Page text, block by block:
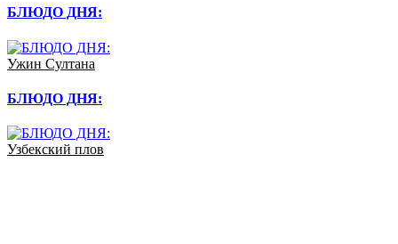
БЛЮДО ДНЯ:
Ужин Султана
БЛЮДО ДНЯ:
Узбекский плов